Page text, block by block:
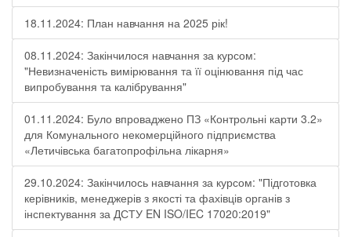
18.11.2024: План навчання на 2025 рік!
08.11.2024: Закінчилося навчання за курсом:
"Невизначеність вимірювання та її оцінювання під час
випробування та калібрування"
01.11.2024: Було впроваджено ПЗ «Контрольні карти 3.2»
для Комунального некомерційного підприємства
«Летичівська багатопрофільна лікарня»
29.10.2024: Закінчилось навчання за курсом: "Підготовка
керівників, менеджерів з якості та фахівців органів з
інспектування за ДСТУ EN ISO/IEC 17020:2019"